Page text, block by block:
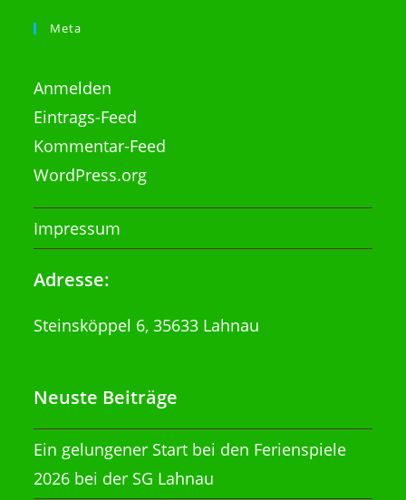
Meta
Anmelden
Eintrags-Feed
Kommentar-Feed
WordPress.org
Impressum
Adresse:
Steinsköppel 6, 35633 Lahnau
Neuste Beiträge
Ein gelungener Start bei den Ferienspiele
2026 bei der SG Lahnau